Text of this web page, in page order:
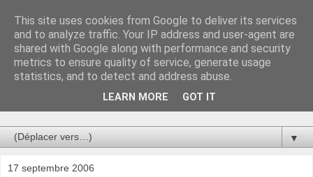
Au bistro !
La connerie étant le seul chemin susceptible de nous faire
entrevoir une parcelle de vérité, utilisons la par des moyens
de communication efficaces. Le temps qu'on remplisse nos
▼
17 septembre 2006
This site uses cookies from Google to deliver its services
and to analyze traffic. Your IP address and user-agent are
shared with Google along with performance and security
metrics to ensure quality of service, generate usage
statistics, and to detect and address abuse.
LEARN MORE GOT IT